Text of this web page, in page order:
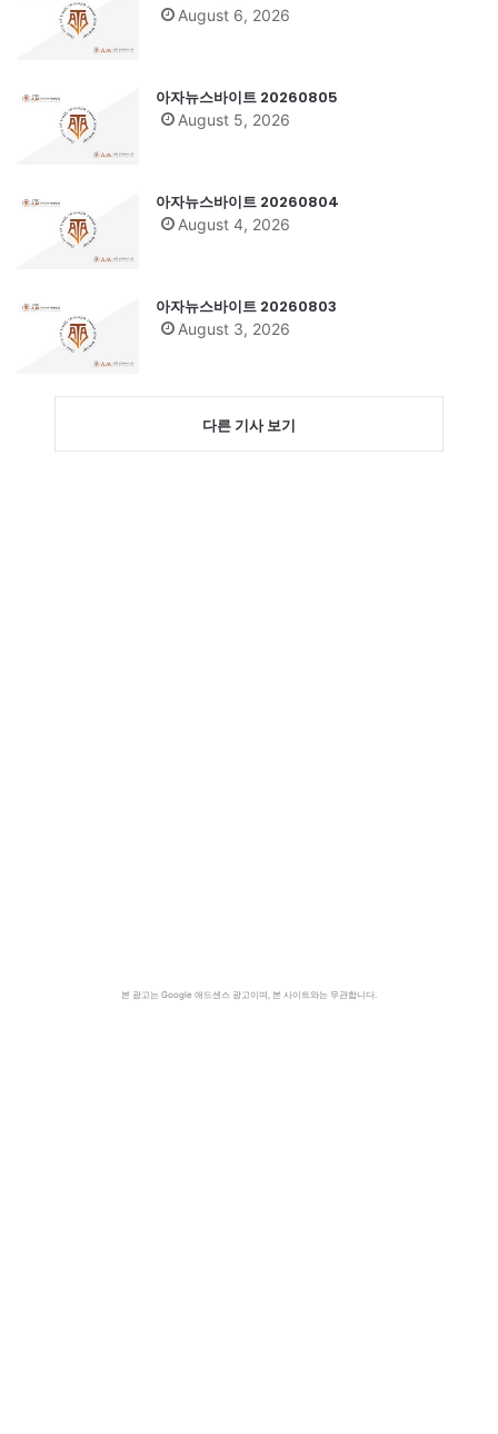
August 6, 2026
아자뉴스바이트 20260805
August 5, 2026
아자뉴스바이트 20260804
August 4, 2026
아자뉴스바이트 20260803
August 3, 2026
다른 기사 보기
본 광고는 Google 애드센스 광고이며, 본 사이트와는 무관합니다.